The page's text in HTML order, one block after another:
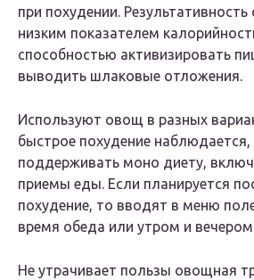
при похудении. Результативность
низким показателем
способностью активизировать
выводить шлаковые отложения.
Используют овощ в разных
быстрое похудение наблюдается,
поддерживать моно диету,
приемы еды. Если планируется
похудение, то вводят в меню
время обеда или утром и
Не утрачивает пользы овощная